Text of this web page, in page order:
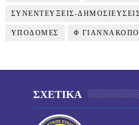
ΣΥΝΕΝΤΕΥΞΕΙΣ-
ΥΠΟΔΟΜΕΣ Φ
ΣΧΕΤΙΚΑ